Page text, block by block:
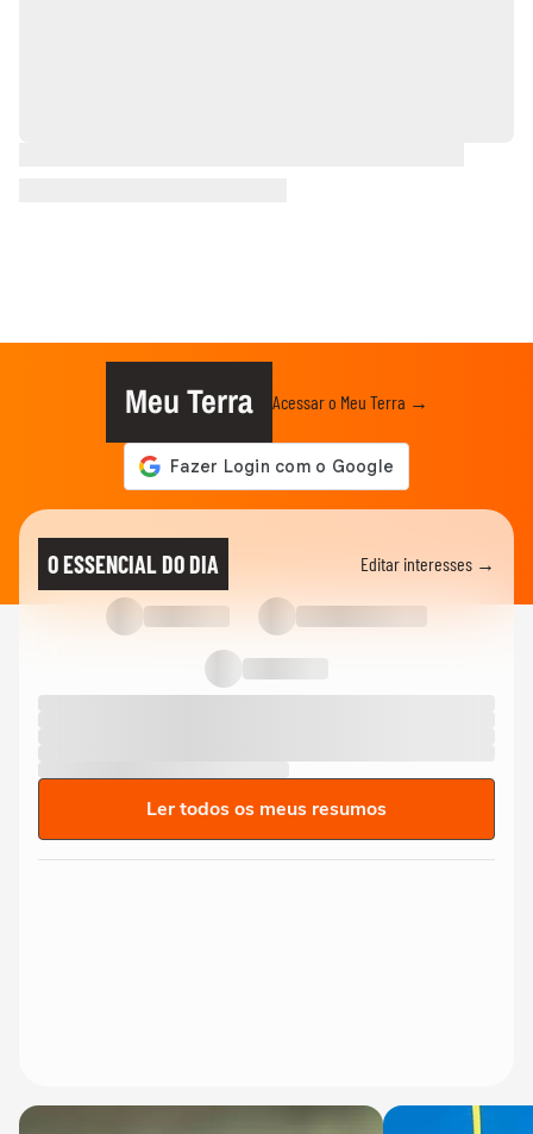
Meu Terra Acessar o Meu Terra →
O ESSENCIAL DO DIA Editar interesses →
Ler todos os meus resumos